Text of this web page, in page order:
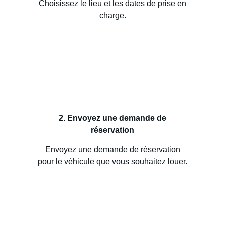
Choisissez le lieu et les dates de prise en
charge.
2. Envoyez une demande de
réservation
Envoyez une demande de réservation
pour le véhicule que vous souhaitez louer.